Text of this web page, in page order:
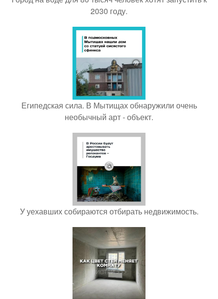
2030 году.
Египедская сила. В Мытищах обнаружили очень
необычный арт - объект.
У уехавших собираются отбирать недвижимость.